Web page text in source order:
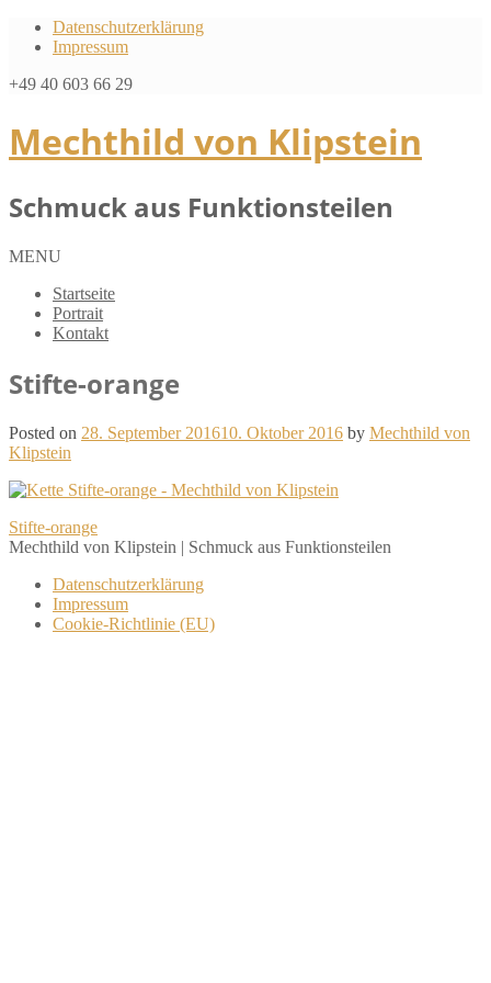
Datenschutzerklärung
Impressum
+49 40 603 66 29
Mechthild von Klipstein
Schmuck aus Funktionsteilen
MENU
Startseite
Portrait
Kontakt
Stifte-orange
Posted on 28. September 201610. Oktober 2016 by Mechthild von
Klipstein
Beitragsnavigation
Stifte-orange
Mechthild von Klipstein | Schmuck aus Funktionsteilen
Datenschutzerklärung
Impressum
Cookie-Richtlinie (EU)